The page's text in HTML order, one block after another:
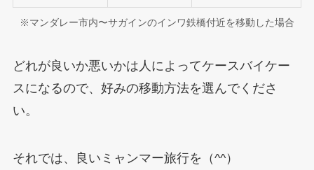
※マンダレー市内〜サガインのインワ鉄橋付近を移動した場合
どれが良いか悪いかは人によってケースバイケー
スになるので、好みの移動方法を選んでくださ
い。
それでは、良いミャンマー旅行を（^^）